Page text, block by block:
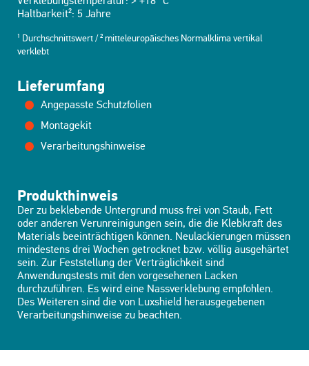
Haltbarkeit²: 5 Jahre
¹ Durchschnittswert / ² mitteleuropäisches Normalklima vertikal
verklebt
Lieferumfang
Angepasste Schutzfolien
Montagekit
Verarbeitungshinweise
Produkthinweis
Der zu beklebende Untergrund muss frei von Staub, Fett
oder anderen Verunreinigungen sein, die die Klebkraft des
Materials beeinträchtigen können. Neulackierungen müssen
mindestens drei Wochen getrocknet bzw. völlig ausgehärtet
sein. Zur Feststellung der Verträglichkeit sind
Anwendungstests mit den vorgesehenen Lacken
durchzuführen. Es wird eine Nassverklebung empfohlen.
Des Weiteren sind die von Luxshield herausgegebenen
Verarbeitungshinweise zu beachten.